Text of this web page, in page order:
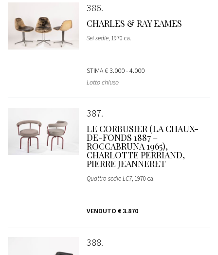
386
CHARLES & RAY EAMES
Sei sedie, 1970 ca.
STIMA€ 3.000 - 4.000
Lotto chiuso
387
LE CORBUSIER (LA CHAUX-
DE-FONDS 1887 –
ROCCABRUNA 1965),
CHARLOTTE PERRIAND,
PIERRE JEANNERET
Quattro sedie LC7, 1970 ca.
VENDUTO € 3.870
388